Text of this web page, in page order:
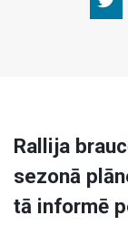
Rallija
sezonā
tā informē